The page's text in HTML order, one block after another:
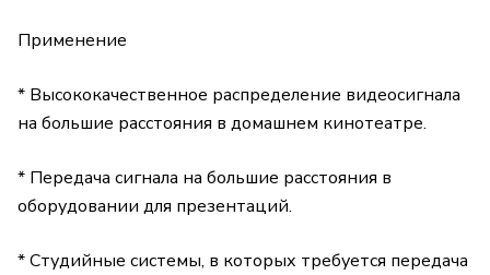
Применение
* Высококачественное распределение видеосигнала
на большие расстояния в домашнем кинотеатре.
* Передача сигнала на большие расстояния в
оборудовании для презентаций.
* Студийные системы, в которых требуется передача